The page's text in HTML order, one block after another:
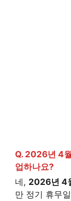
Q. 2026년 4
업하나요?
네, 2026년 4
만 정기 휴무